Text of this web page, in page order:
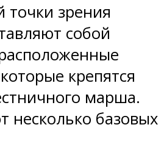
точки зрения
собой
крепятся
марша.
несколько базовых